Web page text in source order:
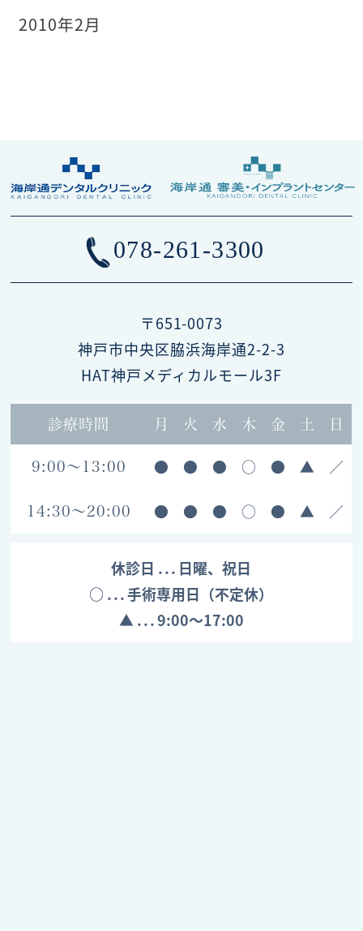
2010年2月
078-261-3300
〒651-0073
神戸市中央区脇浜海岸通2-2-3
HAT神戸メディカルモール3F
診療時間 月 火 水 木 金 土 日
9:00～13:00 ● ● ● ○ ● ▲ ／
14:30～20:00 ● ● ● ○ ● ▲ ／
休診日
日曜、祝日
○
手術専用日（不定休）
▲
9:00～17:00